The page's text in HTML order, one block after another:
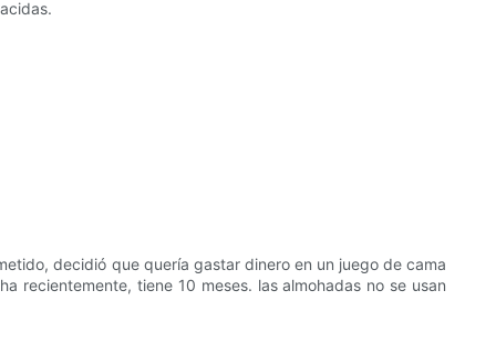
decidió que quería gastar dinero en un juego de cama
recientemente, tiene 10 meses. las almohadas no se usan